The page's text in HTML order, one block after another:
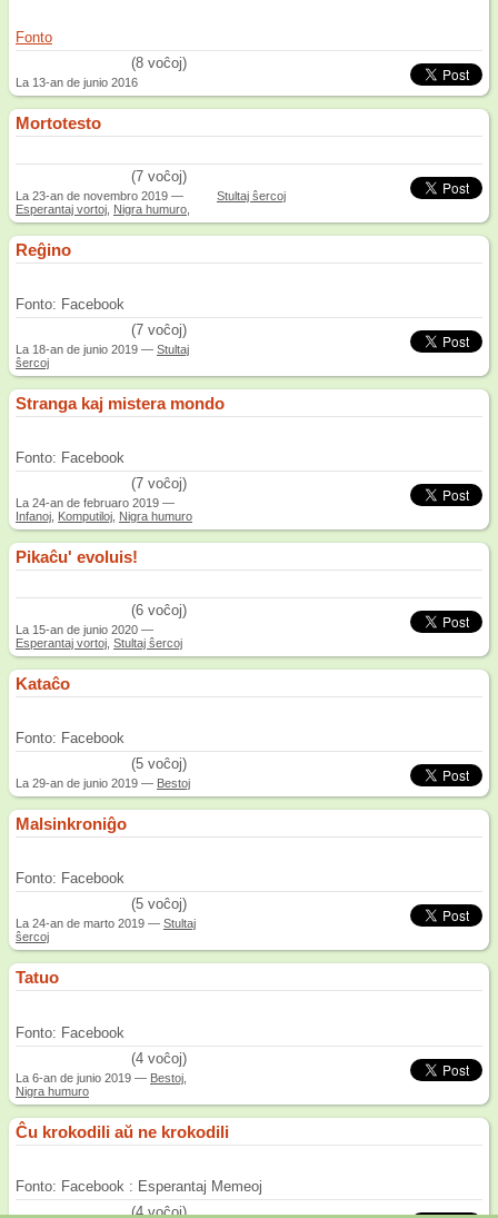
Fonto
/5
(8 voĉoj)
La 13-an de junio 2016
Mortotesto
/5
(7 voĉoj)
La 23-an de novembro 2019 —
Esperantaj vortoj Nigra humuro
Stultaj ŝercoj
Reĝino
Fonto: Facebook
/5
(7 voĉoj)
La 18-an de junio 2019 — Stultaj
ŝercoj
Stranga kaj mistera mondo
Fonto: Facebook
/5
(7 voĉoj)
La 24-an de februaro 2019 —
Infanoj
Komputiloj Nigra humuro
Pikaĉu' evoluis!
/5
(6 voĉoj)
La 15-an de junio 2020 —
Esperantaj vortoj Stultaj ŝercoj
Kataĉo
Fonto: Facebook
/5
(5 voĉoj)
La 29-an de junio 2019 — Bestoj
Malsinkroniĝo
Fonto: Facebook
/5
(5 voĉoj)
La 24-an de marto 2019 — Stultaj
ŝercoj
Tatuo
Fonto: Facebook
/5
(4 voĉoj)
La 6-an de junio 2019 — Bestoj
Nigra humuro
Ĉu krokodili aŭ ne krokodili
Fonto: Facebook : Esperantaj Memeoj
/5
(4 voĉoj)